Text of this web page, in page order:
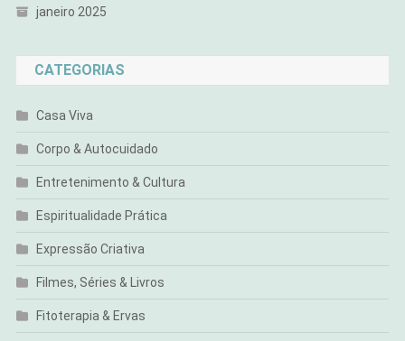
janeiro 2025
CATEGORIAS
Casa Viva
Corpo & Autocuidado
Entretenimento & Cultura
Espiritualidade Prática
Expressão Criativa
Filmes, Séries & Livros
Fitoterapia & Ervas